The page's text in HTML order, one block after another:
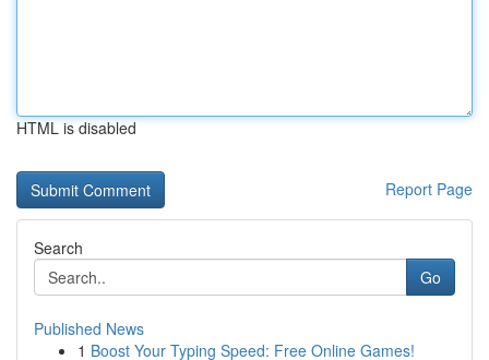
HTML is disabled
Report Page
Search
Go
Published News
1 Boost Your Typing Speed: Free Online Games!